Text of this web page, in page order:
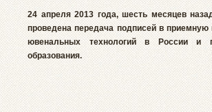
24 апреля 2013 года, шесть месяцев
проведена передача подписей в приемную
ювенальных технологий в России и
образования.